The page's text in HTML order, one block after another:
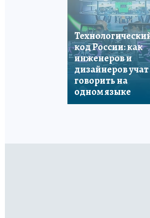
код России: как
инженеров и
дизайнеров учат
говорить на
одном языке